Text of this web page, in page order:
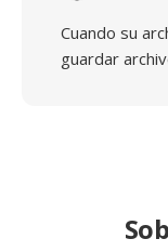
Cuando su
guardar